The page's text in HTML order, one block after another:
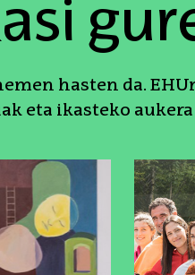
hasten da.
eta ikasteko